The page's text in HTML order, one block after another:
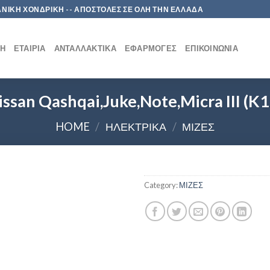
ΧΟΝΔΡΙΚΗ -- ΑΠΟΣΤΟΛΕΣ ΣΕ ΟΛΗ ΤΗΝ ΕΛΛΑΔΑ
ΕΤΑΙΡΊΑ ΑΝΤΑΛΛΑΚΤΙΚΆ ΕΦΑΡΜΟΓΈΣ ΕΠΙΚΟΙΝΩΝΊΑ
Qashqai,Juke,Note,Micra III
HOME / ΗΛΕΚΤΡΙΚΑ / ΜΙΖΕΣ
Category:ΜΙΖΕΣ